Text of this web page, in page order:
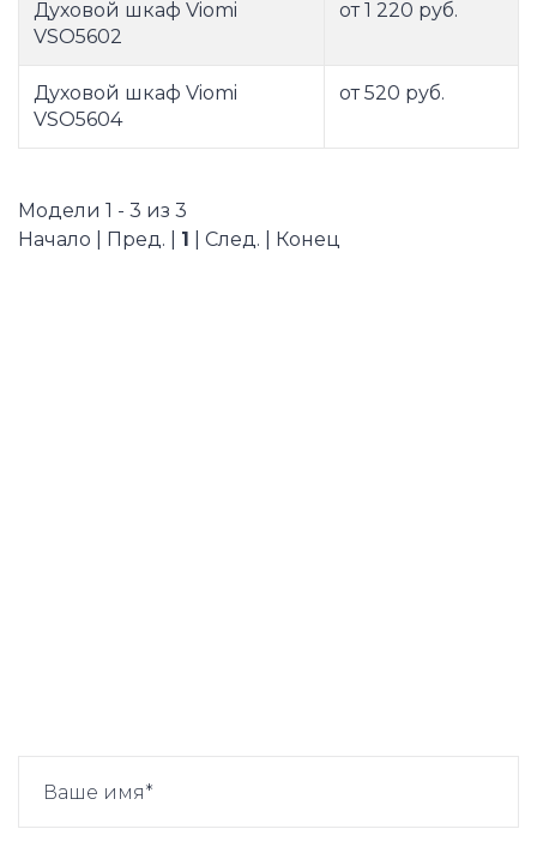
Духовой шкаф Viomi
VSO5602
от 1 220 руб.
Духовой шкаф Viomi
VSO5604
от 520 руб.
Модели 1 - 3 из 3
Начало | Пред. | 1 | След. | Конец